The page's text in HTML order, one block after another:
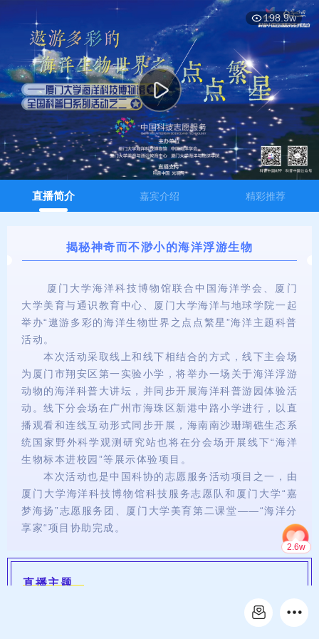
198.9w
直播简介 嘉宾介绍 精彩推荐
揭秘神奇而不渺小的海洋浮游生物
厦门大学海洋科技博物馆联合中国海洋学会、厦门
大学美育与通识教育中心、厦门大学海洋与地球学院一起
举办“遨游多彩的海洋生物世界之点点繁星”海洋主题科普
活动。
本次活动采取线上和线下相结合的方式，线下主会场
为厦门市翔安区第一实验小学，将举办一场关于海洋浮游
动物的海洋科普大讲坛，并同步开展海洋科普游园体验活
动。线下分会场在广州市海珠区新港中路小学进行，以直
播观看和连线互动形式同步开展，海南南沙珊瑚礁生态系
统国家野外科学观测研究站也将在分会场开展线下“海洋
生物标本进校园”等展示体验项目。
本次活动也是中国科协的志愿服务活动项目之一，由
厦门大学海洋科技博物馆科技服务志愿队和厦门大学“嘉
梦海扬”志愿服务团、厦门大学美育第二课堂——“海洋分
享家“项目协助完成。
直播主题
2.6w